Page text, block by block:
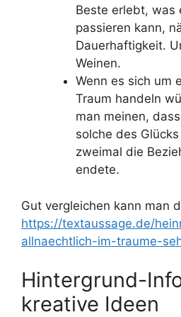
Beste erlebt, was
passieren kann,
Dauerhaftigkeit.
Weinen.
Wenn es sich um
Traum handeln
man meinen,
solche des
zweimal die
endete.
Gut vergleichen kann man
https://textaussage.de/
allnaechtlich-im-traume-
Hintergrund-
kreative Ideen